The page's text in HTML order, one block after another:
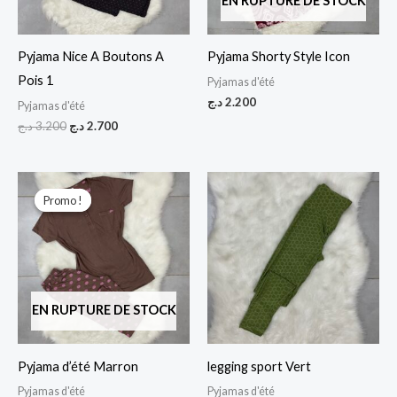
Pyjama Nice A Boutons A
Pois 1
Pyjamas d'été
3.200د.ج 2.700د.ج
Pyjama Shorty Style Icon
Pyjamas d'été
2.200د.ج
Promo !
EN RUPTURE DE STOCK
Promo !
Pyjama d’été Marron
Pyjamas d'été
Le
prix
initial
était :
2.800 د.ج.
Le
prix
actuel
est :
2.400 د.ج.
legging sport Vert
Pyjamas d'été